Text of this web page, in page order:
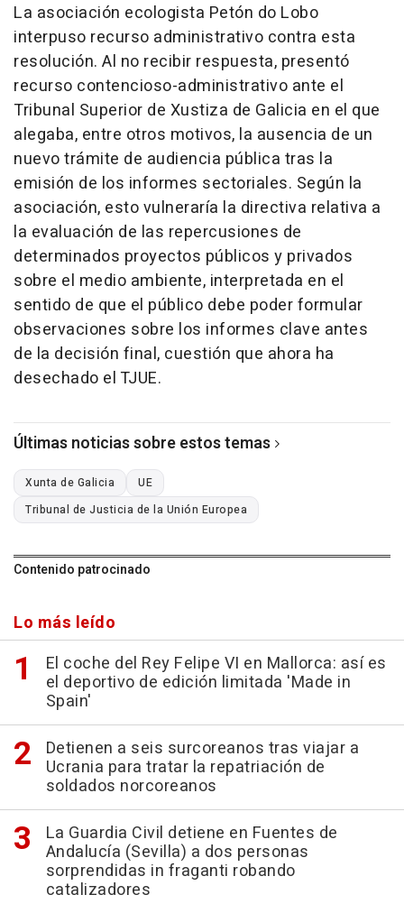
La asociación ecologista Petón do Lobo
interpuso recurso administrativo contra esta
resolución. Al no recibir respuesta, presentó
recurso contencioso-administrativo ante el
Tribunal Superior de Xustiza de Galicia en el que
alegaba, entre otros motivos, la ausencia de un
nuevo trámite de audiencia pública tras la
emisión de los informes sectoriales. Según la
asociación, esto vulneraría la directiva relativa a
la evaluación de las repercusiones de
determinados proyectos públicos y privados
sobre el medio ambiente, interpretada en el
sentido de que el público debe poder formular
observaciones sobre los informes clave antes
de la decisión final, cuestión que ahora ha
desechado el TJUE.
Últimas noticias sobre estos temas
Xunta de Galicia
UE
Tribunal de Justicia de la Unión Europea
Contenido patrocinado
Lo más leído
El coche del Rey Felipe VI en Mallorca: así es
el deportivo de edición limitada 'Made in
Spain'
Detienen a seis surcoreanos tras viajar a
Ucrania para tratar la repatriación de
soldados norcoreanos
La Guardia Civil detiene en Fuentes de
Andalucía (Sevilla) a dos personas
sorprendidas in fraganti robando
catalizadores